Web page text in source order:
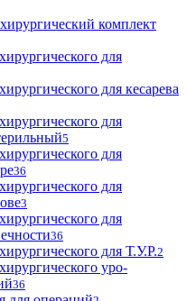
комплект
для
для кесарева
для
5
для
36
для
3
для
36
для Т.У.Р.2
уро-
36